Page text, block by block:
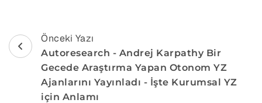
Navigasyon
Gönder
Önceki Yazı
Autoresearch - Andrej Karpathy Bir
Gecede Araştırma Yapan Otonom YZ
Ajanlarını Yayınladı - İşte Kurumsal YZ
için Anlamı